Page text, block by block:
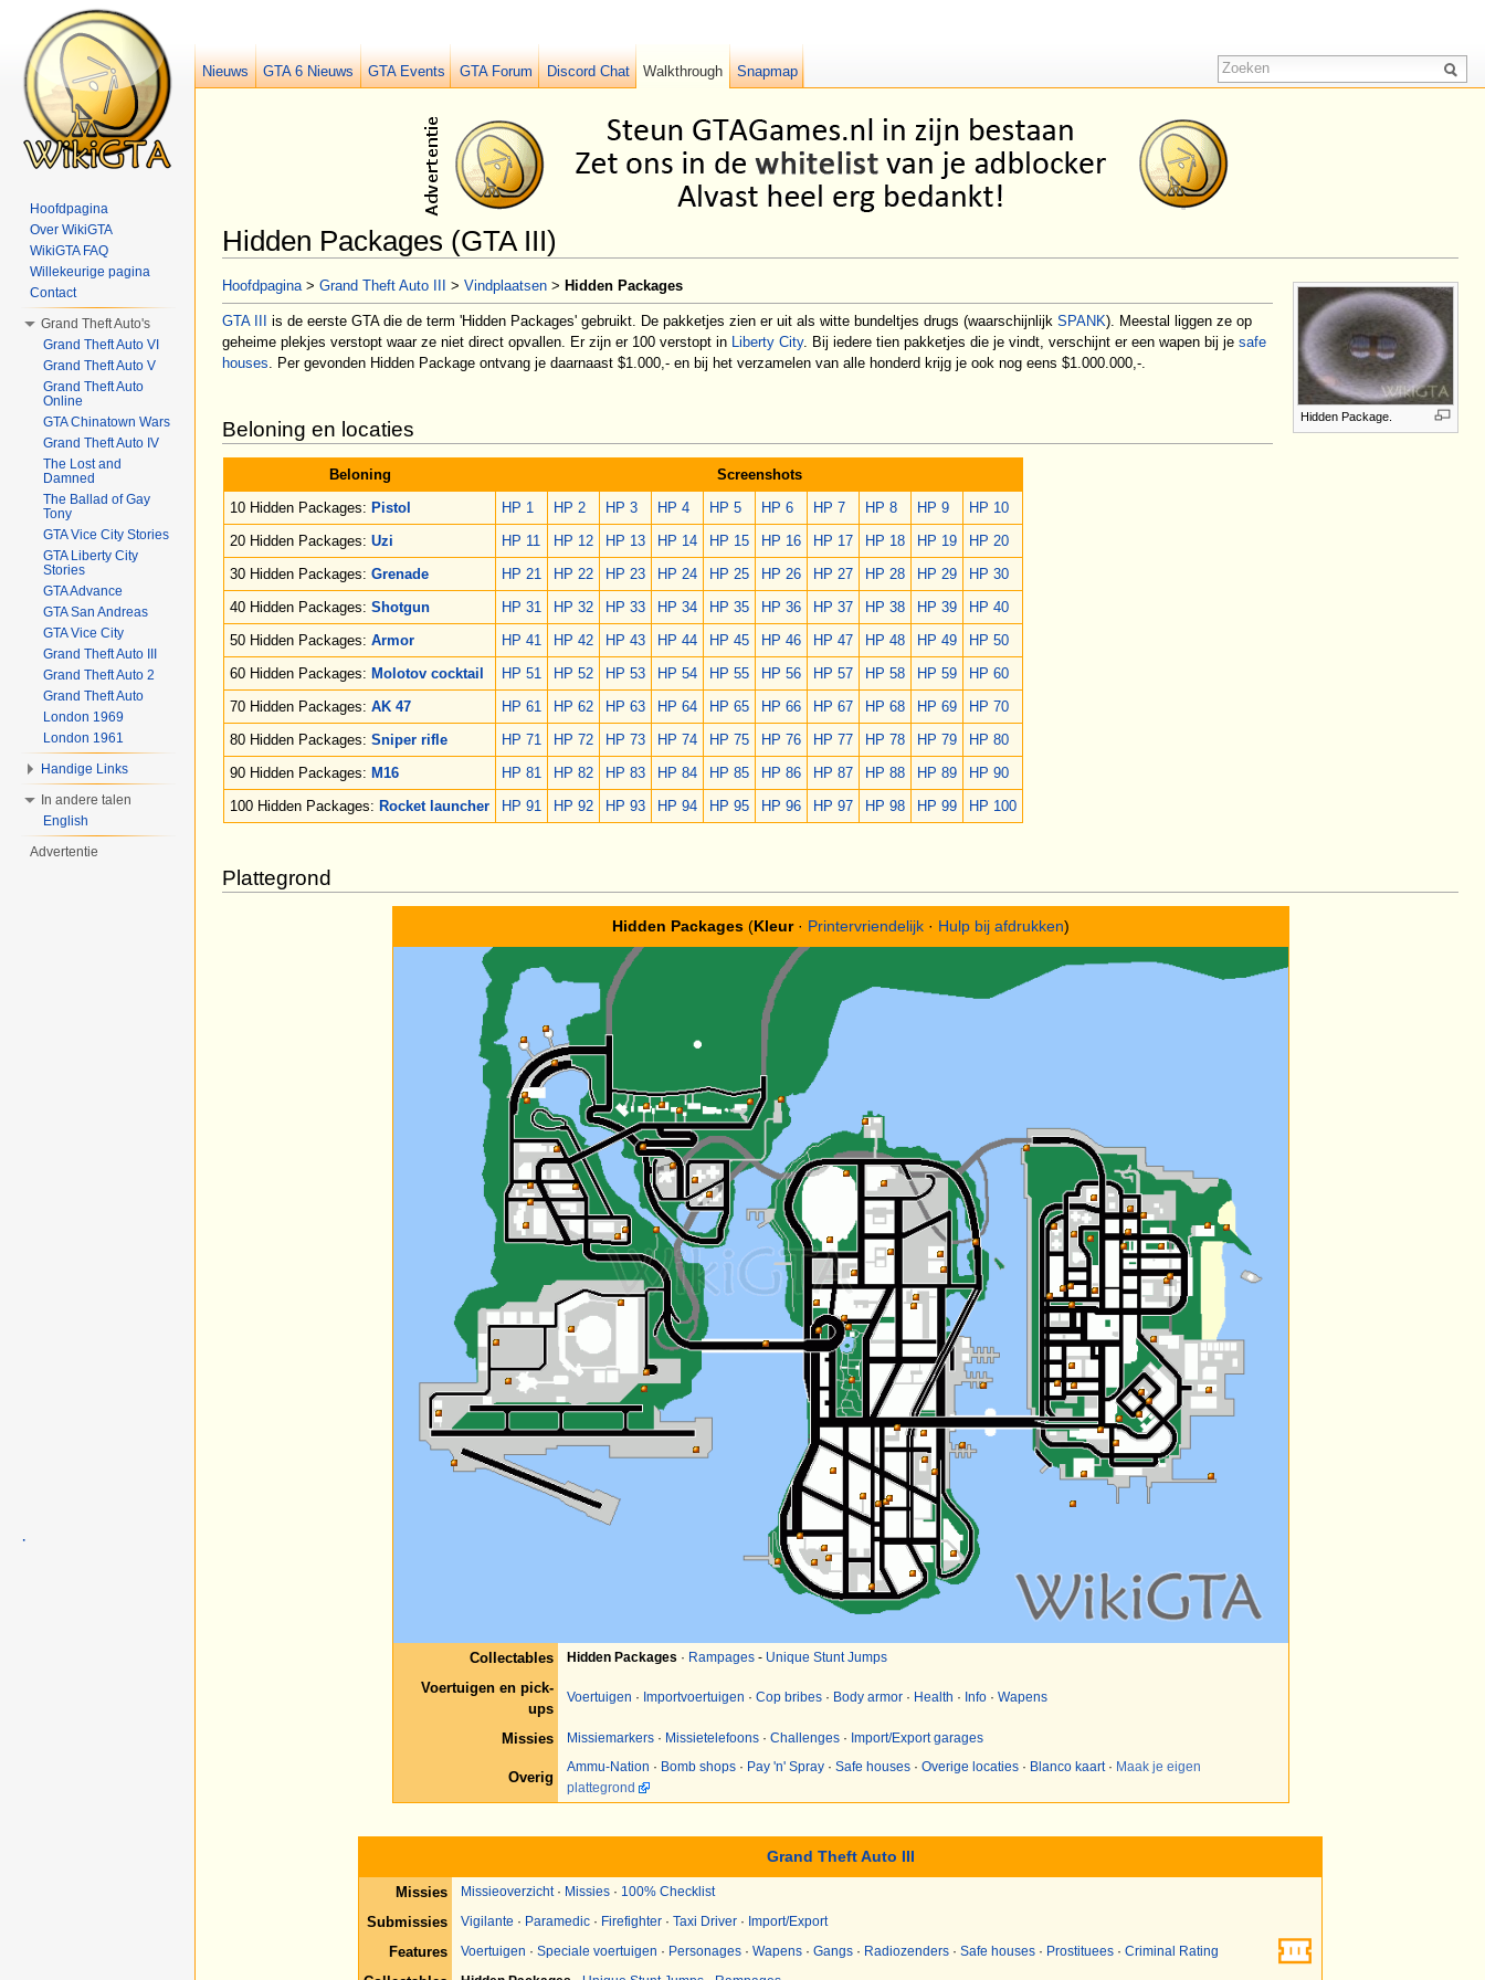
Hidden Packages (GTA III)
Hidden Package.
Hoofdpagina> Grand Theft Auto III > Vindplaatsen > Hidden Packages
GTA III is de eerste GTA die de term 'Hidden Packages' gebruikt. De pakketjes zien er uit als witte bundeltjes drugs (waarschijnlijk SPANK). Meestal liggen ze op
geheime plekjes verstopt waar ze niet direct opvallen. Er zijn er 100 verstopt in Liberty City. Bij iedere tien pakketjes die je vindt, verschijnt er een wapen bij je safe
houses . Per gevonden Hidden Package ontvang je daarnaast $1.000,- en bij het verzamelen van alle honderd krijg je ook nog eens $1.000.000,-.
Beloning en locaties
Beloning
Screenshots
10 Hidden Packages: Pistol HP 1 HP 2 HP 3 HP 4 HP 5 HP 6 HP 7 HP 8 HP 9
HP 10
20 Hidden Packages: Uzi HP 11 HP 12 HP 13 HP 14 HP 15 HP 16 HP 17 HP 18 HP 19
HP 20
30 Hidden Packages: Grenade HP 21 HP 22 HP 23 HP 24 HP 25 HP 26 HP 27 HP 28 HP 29
HP 30
40 Hidden Packages: Shotgun HP 31 HP 32 HP 33 HP 34 HP 35 HP 36 HP 37 HP 38 HP 39
HP 40
50 Hidden Packages: Armor HP 41 HP 42 HP 43 HP 44 HP 45 HP 46 HP 47 HP 48 HP 49
HP 50
60 Hidden Packages: Molotov cocktail HP 51 HP 52 HP 53 HP 54 HP 55 HP 56 HP 57 HP 58 HP 59
HP 60
70 Hidden Packages: AK 47 HP 61 HP 62 HP 63 HP 64 HP 65 HP 66 HP 67 HP 68 HP 69
HP 70
80 Hidden Packages: Sniper rifle HP 71 HP 72 HP 73 HP 74 HP 75 HP 76 HP 77 HP 78 HP 79
HP 80
90 Hidden Packages: M16 HP 81 HP 82 HP 83 HP 84 HP 85 HP 86 HP 87 HP 88 HP 89
HP 90
100 Hidden Packages: Rocket launcher HP 91 HP 92 HP 93 HP 94 HP 95 HP 96 HP 97 HP 98 HP 99 HP 100
Plattegrond
Hidden Packages (Kleur· Printervriendelijk· Hulp bij afdrukken)
Collectables Hidden Packages · Rampages- Unique Stunt Jumps
Voertuigen en pick-
ups
Voertuigen · Importvoertuigen · Cop bribes· Body armor· Health · Info· Wapens
Missies Missiemarkers· Missietelefoons· Challenges· Import/Export garages
Overig
Ammu-Nation · Bomb shops· Pay 'n' Spray· Safe houses· Overige locaties· Blanco kaart· Maak je eigen
plattegrond
Grand Theft Auto III
Missies Missieoverzicht· Missies · 100% Checklist
Submissies Vigilante · Paramedic · Firefighter · Taxi Driver · Import/Export
Features Voertuigen · Speciale voertuigen · Personages · Wapens · Gangs · Radiozenders · Safe houses · Prostituees · Criminal Rating
Nieuws GTA 6 Nieuws GTA Events GTA Forum Discord Chat Walkthrough Snapmap
Hoofdpagina
Over WikiGTA
WikiGTA FAQ
Willekeurige pagina
Contact
Grand Theft Auto's
Grand Theft Auto VI
Grand Theft Auto V
Grand Theft Auto
Online
GTA Chinatown Wars
Grand Theft Auto IV
The Lost and
Damned
The Ballad of Gay
Tony
GTA Vice City Stories
GTA Liberty City
Stories
GTA Advance
GTA San Andreas
GTA Vice City
Grand Theft Auto III
Grand Theft Auto 2
Grand Theft Auto
London 1969
London 1961
Handige Links
In andere talen
English
Advertentie
·